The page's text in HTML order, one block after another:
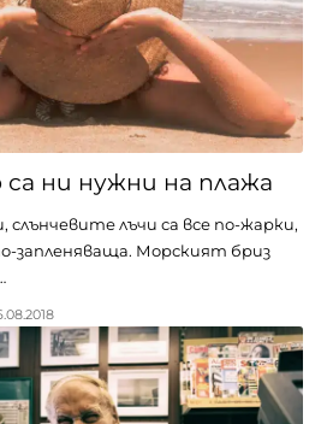
ни нужни на плажа
слънчевите лъчи са все по-жарки,
запленяваща. Морският бриз